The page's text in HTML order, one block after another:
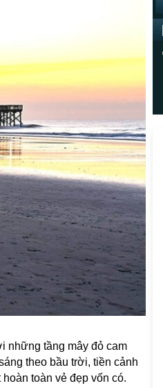
những tầng mây đỏ cam
theo bầu trời, tiền cảnh
toàn vẻ đẹp vốn có.